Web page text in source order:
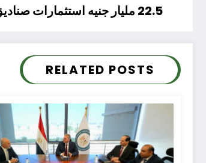
22.5 مليار جنيه استثمارات صناديق التأمين الخاصة فى مصر خلال 11 شهرا
RELATED POSTS